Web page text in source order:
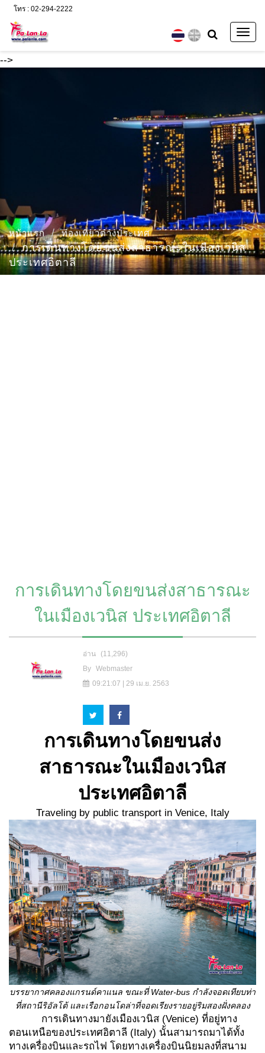
-->
โทร : 02-294-2222
หน้าแรก ท่องเที่ยวต่างประเทศ
การเดินทางโดยขนส่งสาธารณะในเมืองเวนิส
ประเทศอิตาลี
การเดินทางโดยขนส่งสาธารณะ
ในเมืองเวนิส ประเทศอิตาลี
อ่าน
(11,296)
By
Webmaster
09:21:07 | 29 เม.ย. 2563
การเดินทางโดยขนส่ง
สาธารณะในเมืองเวนิส
ประเทศอิตาลี
Traveling by public transport in Venice, Italy
บรรยากาศคลองแกรนด์คาแนล ขณะที่Water-bus กำลังจอดเทียบท่า
ที่สถานีริอัลโต้และเรือกอนโดล่าที่จอดเรียงรายอยู่ริมสองฝั่งคลอง
การเดินทางมายังเมืองเวนิส (Venice) ที่อยู่ทาง
ตอนเหนือของประเทศอิตาลี (Italy) นั้นสามารถมาได้ทั้ง
ทางเครื่องบินและรถไฟ โดยทางเครื่องบินนิยมลงที่สนาม